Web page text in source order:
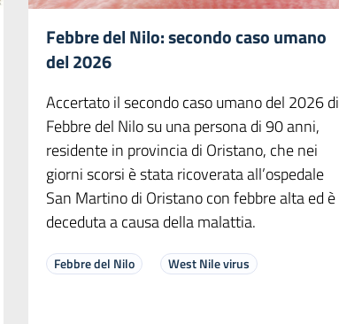
Febbre del Nilo: secondo caso umano
del 2026
Accertato il secondo caso umano del 2026 di
Febbre del Nilo su una persona di 90 anni,
residente in provincia di Oristano, che nei
giorni scorsi è stata ricoverata all’ospedale
San Martino di Oristano con febbre alta ed è
deceduta a causa della malattia.
Febbre del Nilo West Nile virus